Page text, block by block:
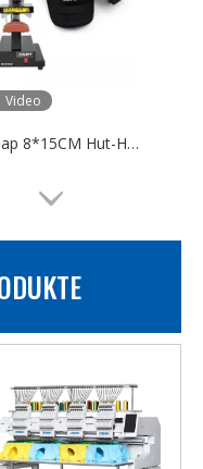
Video
DS-Cap 8*15CM Hut-Heißpressmaschine | DISEN Kappen-Sublimationstransfermaschine
5-in-1-Cup-Heißpressmaschine für Sublimationsbecher